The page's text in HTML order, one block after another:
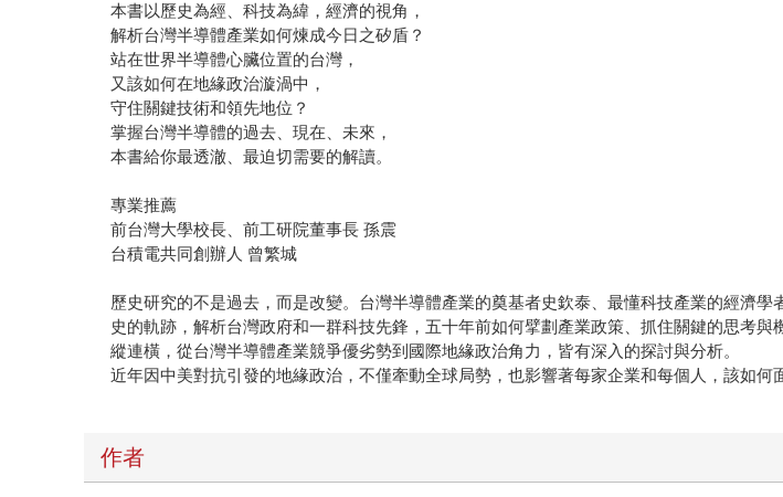
本書以歷史為經、科技為緯，經濟的視角，
解析台灣半導體產業如何煉成今日之矽盾？
站在世界半導體心臟位置的台灣，
又該如何在地緣政治漩渦中，
守住關鍵技術和領先地位？
掌握台灣半導體的過去、現在、未來，
本書給你最透澈、最迫切需要的解讀。
專業推薦
前台灣大學校長、前工研院董事長 孫震
台積電共同創辦人 曾繁城
歷史研究的不是過去，而是改變。台灣半導體產業的奠基者史欽泰、最懂科技產業的經濟
史的軌跡，解析台灣政府和一群科技先鋒，五十年前如何擘劃產業政策、抓住關鍵的思考
縱連橫，從台灣半導體產業競爭優劣勢到國際地緣政治角力，皆有深入的探討與分析。
近年因中美對抗引發的地緣政治，不僅牽動全球局勢，也影響著每家企業和每個人，該如
作者